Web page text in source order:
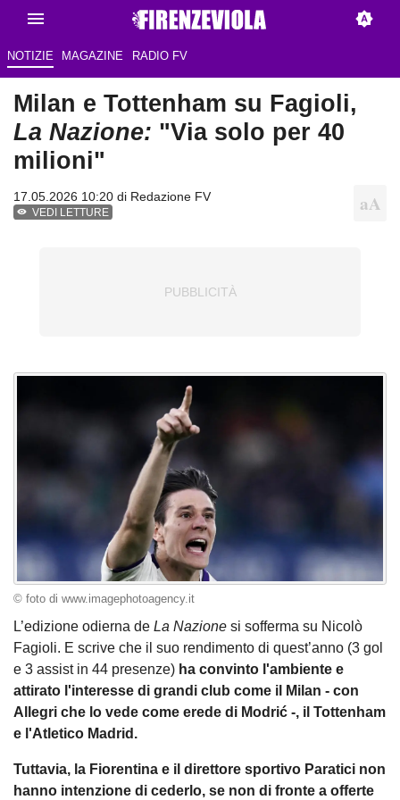
NOTIZIE MAGAZINE RADIO FV
Milan e Tottenham su Fagioli,
La Nazione: "Via solo per 40
milioni"
17.05.2026 10:20 di Redazione FV
VEDI LETTURE
© foto di www.imagephotoagency.it
L’edizione odierna de La Nazione si sofferma su Nicolò
Fagioli. E scrive che il suo rendimento di quest’anno (3 gol
e 3 assist in 44 presenze) ha convinto l'ambiente e
attirato l'interesse di grandi club come il Milan - con
Allegri che lo vede come erede di Modrić -, il Tottenham
e l'Atletico Madrid.
Tuttavia, la Fiorentina e il direttore sportivo Paratici non
hanno intenzione di cederlo, se non di fronte a offerte